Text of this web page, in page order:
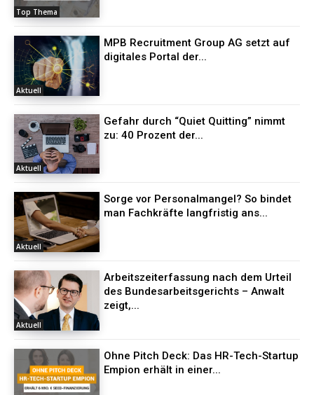
Top Thema
Aktuell
MPB Recruitment Group AG setzt auf
digitales Portal der...
Aktuell
Gefahr durch “Quiet Quitting” nimmt
zu: 40 Prozent der...
Aktuell
Sorge vor Personalmangel? So bindet
man Fachkräfte langfristig ans...
Aktuell
Arbeitszeiterfassung nach dem Urteil
des Bundesarbeitsgerichts – Anwalt
zeigt,...
Ohne Pitch Deck: Das HR-Tech-Startup
Empion erhält in einer...